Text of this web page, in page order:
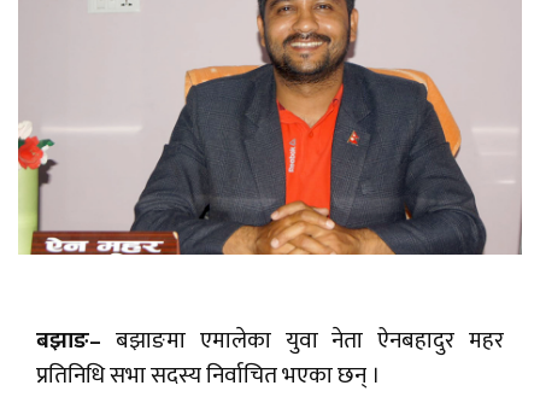
बझाङ– बझाङमा एमालेका युवा नेता ऐनबहादुर महर
प्रतिनिधि सभा सदस्य निर्वाचित भएका छन् ।